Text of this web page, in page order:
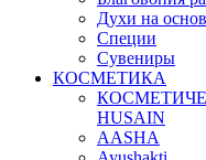
Духи на
Специи
Сувениры
КОСМЕТИКА
HUSAIN
AASHA